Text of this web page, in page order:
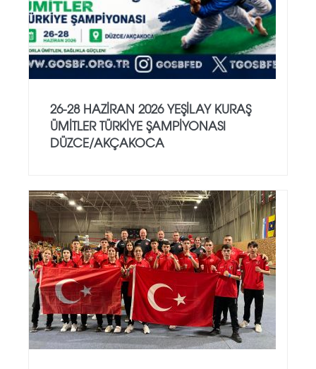
26-28 HAZİRAN 2026 YEŞİLAY KURAŞ
ÜMİTLER TÜRKİYE ŞAMPİYONASI
DÜZCE/AKÇAKOCA